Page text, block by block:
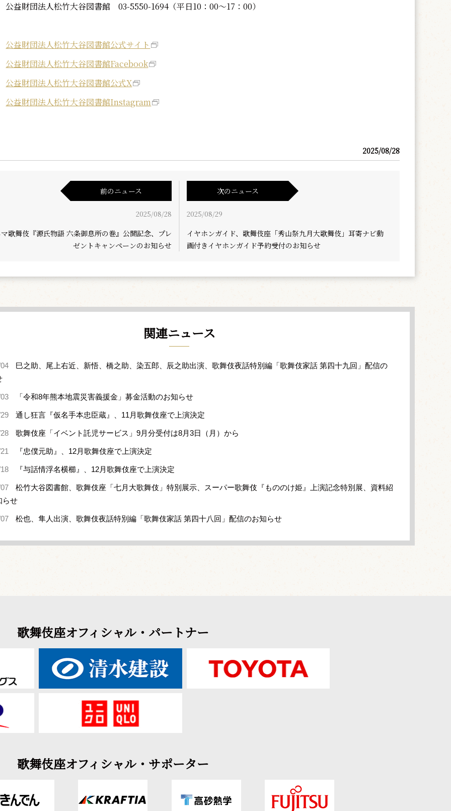
公益財団法人松竹大谷図書館 03-5550-1694（平日10：00～17：00）
公益財団法人松竹大谷図書館公式サイト
公益財団法人松竹大谷図書館Facebook
公益財団法人松竹大谷図書館公式X
公益財団法人松竹大谷図書館Instagram
2025/08/28
前のニュース
2025/08/28
歌舞伎『源氏物語 六条御息所の巻』公開記念、プレ
ゼントキャンペーンのお知らせ
次のニュース
2025/08/29
イヤホンガイド、歌舞伎座「秀山祭九月大歌舞伎」耳寄ナビ動
画付きイヤホンガイド予約受付のお知らせ
関連ニュース
巳之助、尾上右近、新悟、橋之助、染五郎、辰之助出演、歌舞伎夜話特別編「歌舞伎家話 第四十九回」配信の
「令和8年熊本地震災害義援金」募金活動のお知らせ
通し狂言『仮名手本忠臣蔵』、11月歌舞伎座で上演決定
歌舞伎座「イベント託児サービス」9月分受付は8月3日（月）から
『忠僕元助』、12月歌舞伎座で上演決定
『与話情浮名横櫛』、12月歌舞伎座で上演決定
松竹大谷図書館、歌舞伎座「七月大歌舞伎」特別展示、スーパー歌舞伎『もののけ姫』上演記念特別展、資料紹
らせ
松也、隼人出演、歌舞伎夜話特別編「歌舞伎家話 第四十八回」配信のお知らせ
歌舞伎座オフィシャル・パートナー
歌舞伎座オフィシャル・サポーター